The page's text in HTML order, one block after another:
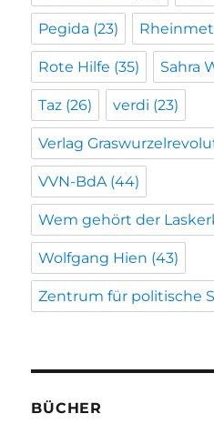
Pegida (23)
Rote Hilfe (35) Sahra
Taz (26) verdi (23)
Verlag
VVN-BdA (44)
Wem gehört der
Wolfgang Hien (43)
Zentrum für politische
BÜCHER